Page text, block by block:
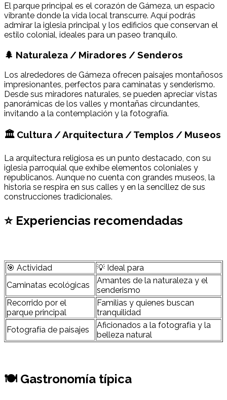
El parque principal es el corazón de Gámeza, un espacio
vibrante donde la vida local transcurre. Aquí podrás
admirar la iglesia principal y los edificios que conservan el
estilo colonial, ideales para un paseo tranquilo.
🌲 Naturaleza / Miradores / Senderos
Los alrededores de Gámeza ofrecen paisajes montañosos
impresionantes, perfectos para caminatas y senderismo.
Desde sus miradores naturales, se pueden apreciar vistas
panorámicas de los valles y montañas circundantes,
invitando a la contemplación y la fotografía.
🏛 Cultura / Arquitectura / Templos / Museos
La arquitectura religiosa es un punto destacado, con su
iglesia parroquial que exhibe elementos coloniales y
republicanos. Aunque no cuenta con grandes museos, la
historia se respira en sus calles y en la sencillez de sus
construcciones tradicionales.
⭐ Experiencias recomendadas
🎯 Actividad
💡 Ideal para
Caminatas ecológicas
Amantes de la naturaleza y el
senderismo
Recorrido por el
parque principal
Familias y quienes buscan
tranquilidad
Fotografía de paisajes
Aficionados a la fotografía y la
belleza natural
🍽 Gastronomía típica